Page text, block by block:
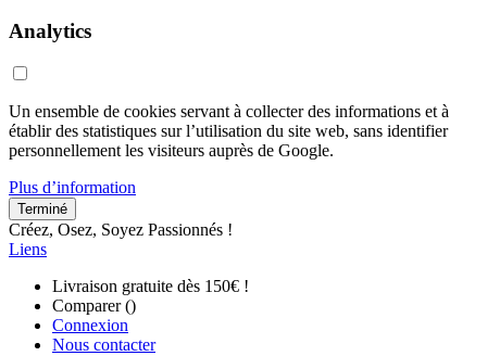
Analytics
Un ensemble de cookies servant à collecter des informations et à
établir des statistiques sur l’utilisation du site web, sans identifier
personnellement les visiteurs auprès de Google.
Plus d’information
Terminé
Créez, Osez, Soyez Passionnés !
Liens
Livraison gratuite dès 150€ !
Comparer ()
Connexion
Nous contacter